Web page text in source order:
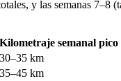
y las semanas 7–8
Kilometraje semanal pico
30–35 km
35–45 km